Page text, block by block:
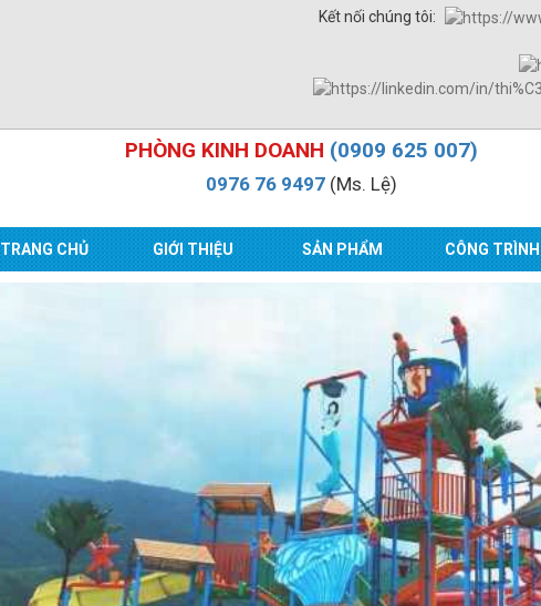
Kết nối chúng tôi:
PHÒNG KINH DOANH (0909 625 007)
0976 76 9497(Ms. Lệ)
TRANG CHỦ GIỚI THIỆU SẢN PHẨM CÔNG TRÌNH